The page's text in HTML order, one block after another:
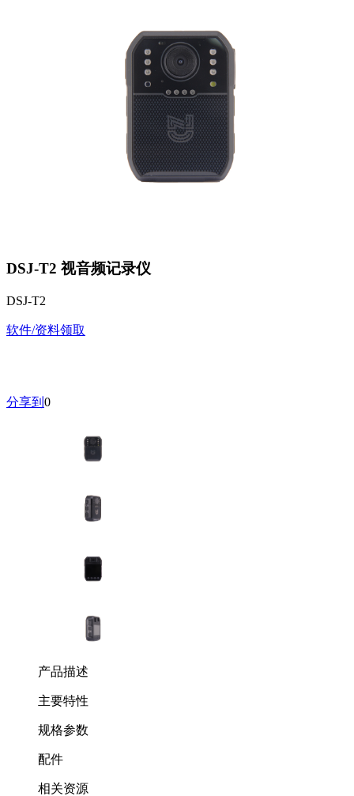
DSJ-T2 视音频记录仪
DSJ-T2
软件/资料领取
分享到 0
产品描述
主要特性
规格参数
配件
相关资源